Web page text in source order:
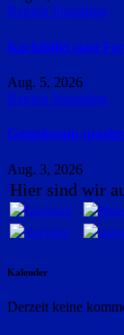
Region Straubing
Kochlöffel statt
Aug. 5, 2026
Region Straubing
Gemeinsam
Aug. 3, 2026
Hier sind wir
Kalender
Derzeit keine